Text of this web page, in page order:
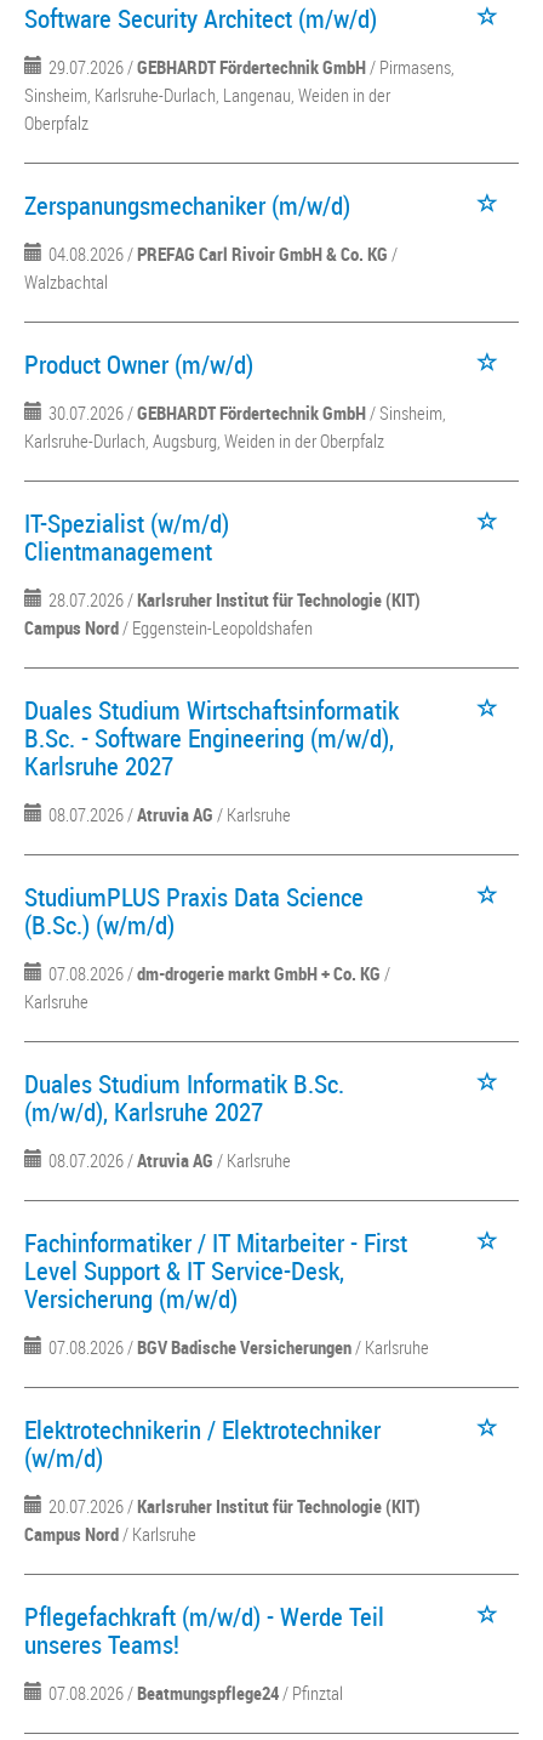
Software Security Architect (m/w/d)
29.07.2026 /GEBHARDT Fördertechnik GmbH/ Pirmasens,
Sinsheim, Karlsruhe-Durlach, Langenau, Weiden in der
Oberpfalz
Zerspanungsmechaniker (m/w/d)
04.08.2026 /PREFAG Carl Rivoir GmbH & Co. KG /
Walzbachtal
Product Owner (m/w/d)
30.07.2026 /GEBHARDT Fördertechnik GmbH/ Sinsheim,
Karlsruhe-Durlach, Augsburg, Weiden in der Oberpfalz
IT-Spezialist (w/m/d)
Clientmanagement
28.07.2026 /Karlsruher Institut für Technologie (KIT)
Campus Nord/ Eggenstein-Leopoldshafen
Duales Studium Wirtschaftsinformatik
B.Sc. - Software Engineering (m/w/d),
Karlsruhe 2027
08.07.2026 /Atruvia AG / Karlsruhe
StudiumPLUS Praxis Data Science
(B.Sc.) (w/m/d)
07.08.2026 /dm-drogerie markt GmbH + Co. KG /
Karlsruhe
Duales Studium Informatik B.Sc.
(m/w/d), Karlsruhe 2027
08.07.2026 /Atruvia AG / Karlsruhe
Fachinformatiker / IT Mitarbeiter - First
Level Support & IT Service-Desk,
Versicherung (m/w/d)
07.08.2026 /BGV Badische Versicherungen/ Karlsruhe
Elektrotechnikerin / Elektrotechniker
(w/m/d)
20.07.2026 /Karlsruher Institut für Technologie (KIT)
Campus Nord/ Karlsruhe
Pflegefachkraft (m/w/d) - Werde Teil
unseres Teams!
07.08.2026 /Beatmungspflege24/ Pfinztal